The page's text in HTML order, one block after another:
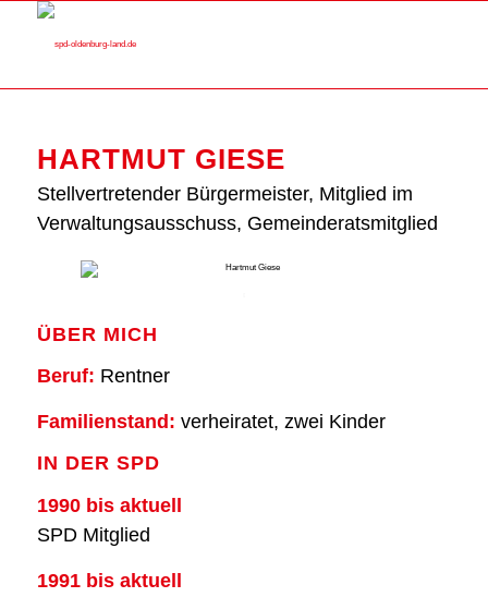
HART­MUT GIE­SE
Stell­ver­tre­ten­der Bür­ger­meis­ter, Mit­glied im
Ver­wal­tungs­aus­schuss, Gemein­de­rats­mit­glied
ÜBER MICH
Beruf: Rent­ner
Fami­li­en­stand: ver­hei­ra­tet, zwei Kin­der
IN DER SPD
1990 bis aktu­ell
SPD Mit­glied
1991 bis aktu­ell